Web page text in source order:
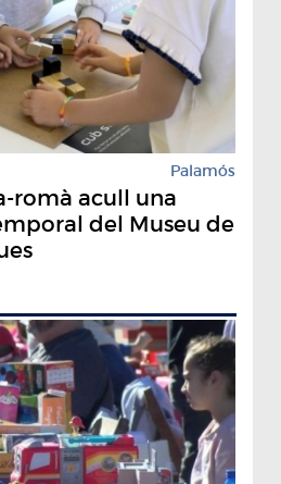
Palamós
romà acull una
del Museu de